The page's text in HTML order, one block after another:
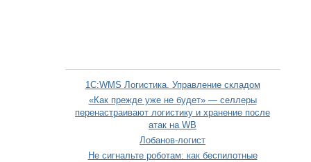
1С:WMS Логистика. Управление складом
«Как прежде уже не будет» — селлеры
перенастраивают логистику и хранение после
атак на WB
Лобанов-логист
Не сигнальте роботам: как беспилотные